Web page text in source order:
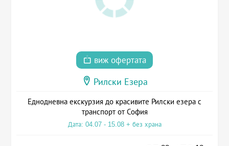
виж офертата
Рилски Езера
Еднодневна екскурзия до красивите Рилски езера с
транспорт от София
Дата: 04.07 - 15.08 + без храна